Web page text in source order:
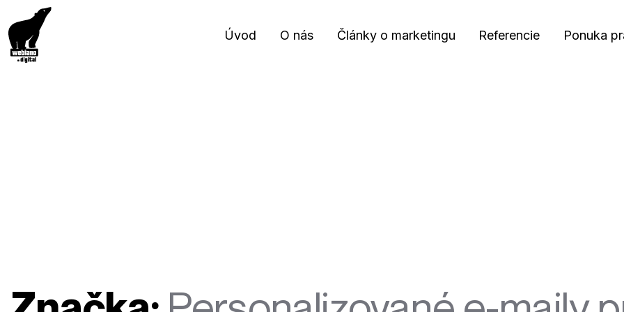
Úvod O nás Články o marketingu Referencie Ponuka